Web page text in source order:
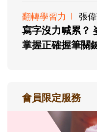
翻轉學習力 張
寫字沒力喊累？
掌握正確握筆關
會員限定服務